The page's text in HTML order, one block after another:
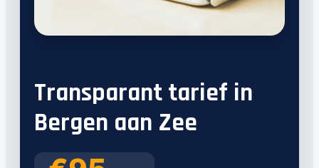
Transparant tarief in
Bergen aan Zee